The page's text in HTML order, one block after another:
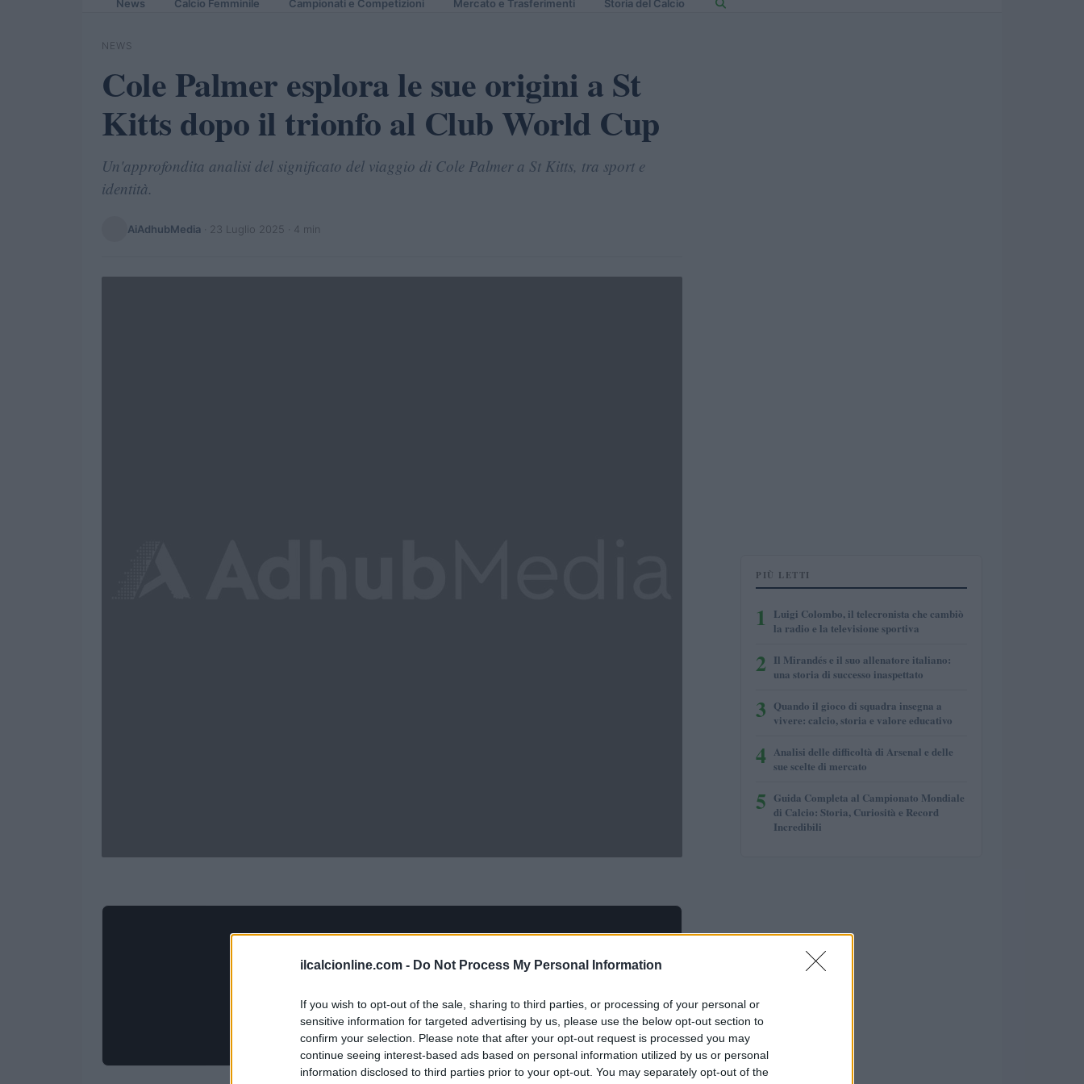
ilcalcionline.com - Do Not Process My Personal Information
If you wish to opt-out of the sale, sharing to third parties, or processing of your personal or
sensitive information for targeted advertising by us, please use the below opt-out section to
confirm your selection. Please note that after your opt-out request is processed you may
continue seeing interest-based ads based on personal information utilized by us or personal
information disclosed to third parties prior to your opt-out. You may separately opt-out of the
News Calcio Femminile Campionati e Competizioni Mercato e Trasferimenti Storia del Calcio
NEWS
Cole Palmer esplora le sue origini a St
Kitts dopo il trionfo al Club World Cup
Un'approfondita analisi del significato del viaggio di Cole Palmer a St Kitts, tra sport e
identità.
AiAdhubMedia 23 Luglio 2025 · 4 min
PIÙ LETTI
1
Luigi Colombo, il telecronista che cambiò
la radio e la televisione sportiva
2 Il Mirandés e il suo allenatore italiano:
una storia di successo inaspettato
3 Quando il gioco di squadra insegna a
vivere: calcio, storia e valore educativo
4 Analisi delle difficoltà di Arsenal e delle
sue scelte di mercato
5 Guida Completa al Campionato Mondiale
di Calcio: Storia, Curiosità e Record
Incredibili